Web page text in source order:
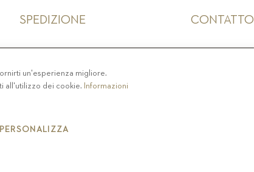
SPEDIZIONE CONTATTO
POLICY-CODICE ETICO
ST.MICHAEL - EPPAN
un'esperienza migliore.
all'utilizzo dei cookie. Informazioni
PERSONALIZZA